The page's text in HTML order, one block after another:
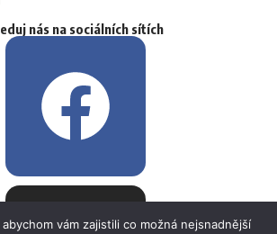
nás na sociálních sítích
vám zajistili co možná nejsnadnější